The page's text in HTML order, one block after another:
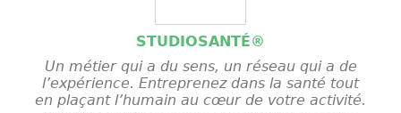
STUDIOSANTÉ®
Un métier qui a du sens, un réseau qui a de
l’expérience. Entreprenez dans la santé tout
en plaçant l’humain au cœur de votre activité.